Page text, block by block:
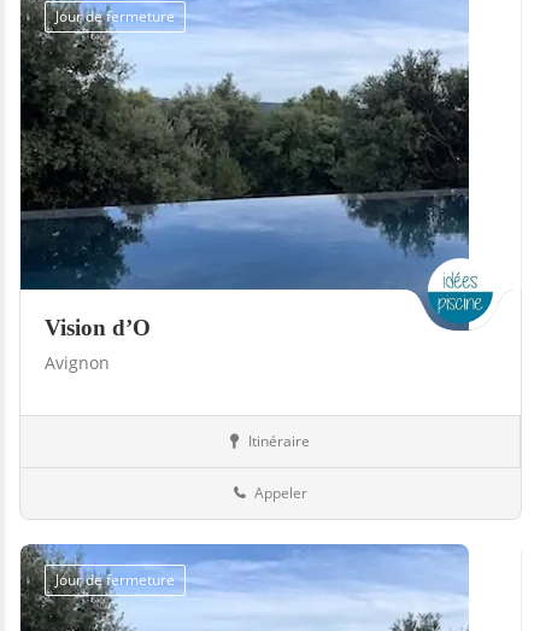
Jour de fermeture
Vision d’O
Avignon
Itinéraire
Appeler
Jour de fermeture